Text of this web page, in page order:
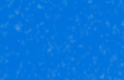
Стоимость объектов недвижимости и
не включенных в «Прайс-лист» носит
информационный характер и ни при
публичной офертой, определяемой
положениями ст. 437 ч. 2
Федерации.